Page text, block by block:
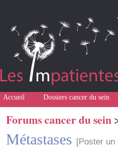
Accueil Dossiers cancer du sein
Forums cancer du sein
Métastases [Poster un